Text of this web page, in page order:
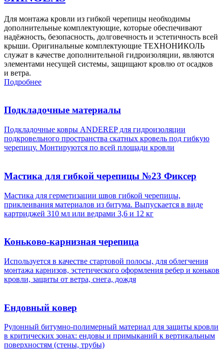
Для монтажа кровли из гибкой черепицы необходимы
дополнительные комплектующие, которые обеспечивают
надёжность, безопасность, долговечность и эстетичность всей
крыши. Оригинальные комплектующие ТЕХНОНИКОЛЬ
служат в качестве дополнительной гидроизоляции, являются
элементами несущей системы, защищают кровлю от осадков
и ветра.
Подробнее
Подкладочные материалы
Подкладочные ковры ANDEREP для гидроизоляции
подкровельного пространства скатных кровель под гибкую
черепицу. Монтируются по всей площади кровли
Мастика для гибкой черепицы №23 Фиксер
Мастика для герметизации швов гибкой черепицы,
приклеивания материалов из битума. Выпускается в виде
картриджей 310 мл или ведрами 3,6 и 12 кг
Коньково-карнизная черепица
Используется в качестве стартовой полосы, для облегчения
монтажа карнизов, эстетического оформления ребер и коньков
кровли, защиты от ветра, снега, дождя
Ендовный ковер
Рулонный битумно-полимерный материал для защиты кровли
в критических зонах: ендовы и примыканий к вертикальным
поверхностям (стены, трубы)